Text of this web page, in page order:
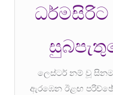
ලෙස්ටර් නම් වූ
ඇරඹෙන ඊළඟ